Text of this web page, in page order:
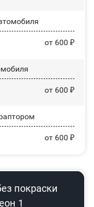
от 600 ₽
от 600 ₽
от 600 ₽
покраски
1